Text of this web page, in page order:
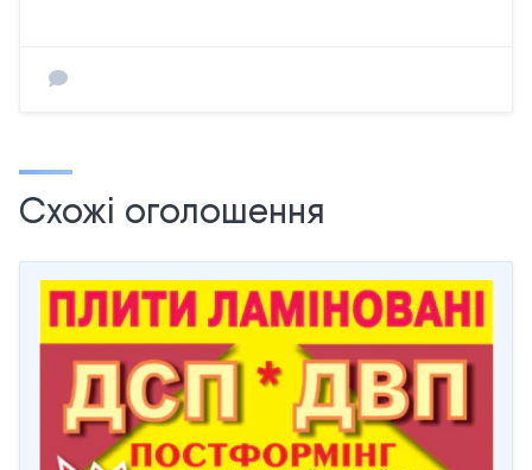
Схожі оголошення